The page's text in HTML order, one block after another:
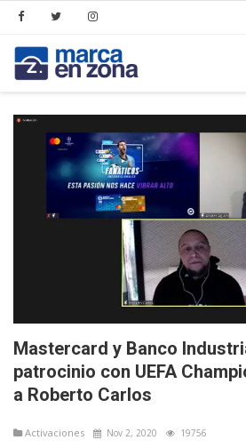
Mastercard y Banco
patrocinio con UEFA
a Roberto Carlos
Activaciones Nov 2, 2020 19756